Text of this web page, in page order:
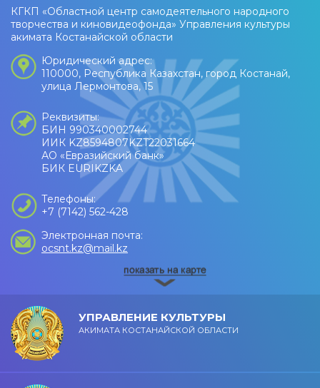
КГКП «Областной центр самодеятельного народного
творчества и киновидеофонда» Управления культуры
акимата Костанайской области
Юридический адрес:
110000, Республика Казахстан, город Костанай,
улица Лермонтова, 15
Реквизиты:
БИН 990340002744
ИИК KZ8594807KZT22031664
АО «Евразийский банк»
БИК EURIKZKA
Телефоны:
+7 (7142) 562-428
Электронная почта:
ocsnt.kz@mail.kz
УПРАВЛЕНИЕ КУЛЬТУРЫ
АКИМАТА КОСТАНАЙСКОЙ ОБЛАСТИ